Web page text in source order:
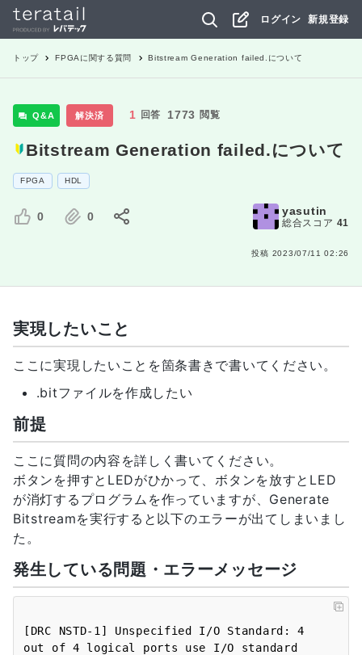
ログイン 新規登録
トップ FPGA に関する質問 Bitstream Generation failed.について
Q&A 解決済 1 回答 1773 閲覧
Bitstream Generation failed.について
FPGA HDL
0 0 yasutin
総合スコア 41
投稿 2023/07/11 02:26
実現したいこと
ここに実現したいことを箇条書きで書いてください。
.bitファイルを作成したい
前提
ここに質問の内容を詳しく書いてください。
ボタンを押すとLEDがひかって、ボタンを放すとLED
が消灯するプログラムを作っていますが、Generate
Bitstreamを実行すると以下のエラーが出てしまいまし
た。
発生している問題・エラーメッセージ
[DRC NSTD-1] Unspecified I/O Standard: 4
out of 4 logical ports use I/O standard